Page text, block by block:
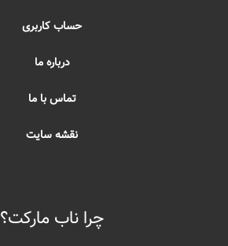
حساب کاربری
درباره ما
تماس با ما
نقشه سایت
چرا ناب مارکت؟